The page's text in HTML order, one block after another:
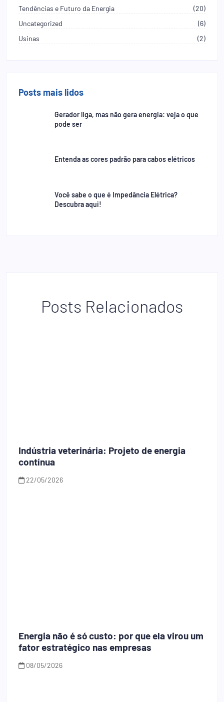
Tendências e Futuro da Energia
(20)
Uncategorized
(6)
Usinas
(2)
Posts mais lidos
Gerador liga, mas não gera energia: veja o que
pode ser
Entenda as cores padrão para cabos elétricos
Você sabe o que é Impedância Elétrica?
Descubra aqui!
Posts Relacionados
Indústria veterinária: Projeto de energia
contínua
22/05/2026
Energia não é só custo: por que ela virou um
fator estratégico nas empresas
08/05/2026